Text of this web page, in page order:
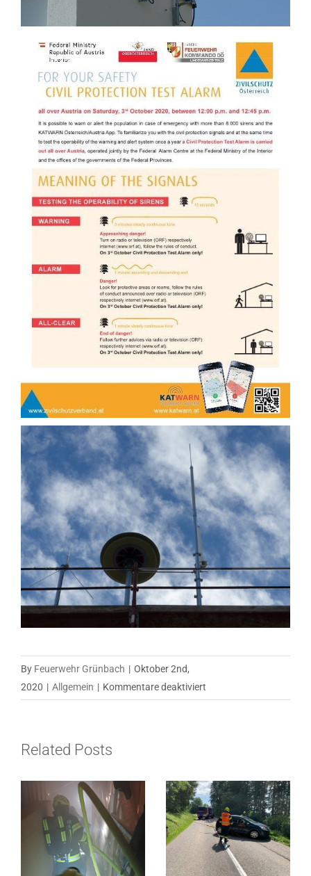
By Feuerwehr Grünbach | Oktober 2nd,
2020 | Allgemein | Kommentare deaktiviert
Related Posts